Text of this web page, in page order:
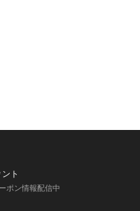
ト
ポン情報配信中